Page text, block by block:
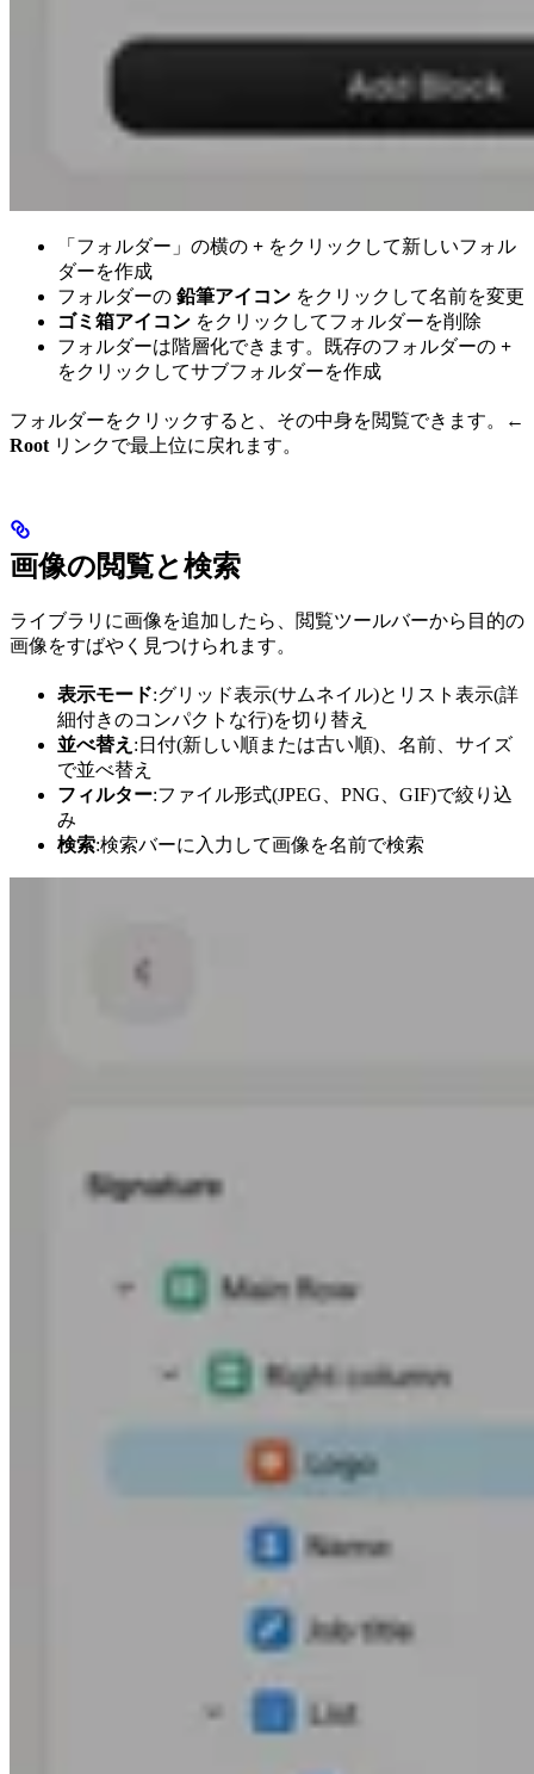
「フォルダー」の横の + をクリックして新しいフォル
ダーを作成
フォルダーの 鉛筆アイコン をクリックして名前を変更
ゴミ箱アイコン をクリックしてフォルダーを削除
フォルダーは階層化できます。既存のフォルダーの +
をクリックしてサブフォルダーを作成
フォルダーをクリックすると、その中身を閲覧できます。
←
Rootリンクで最上位に戻れます。
画像の閲覧と検索
ライブラリに画像を追加したら、閲覧ツールバーから目的の
画像をすばやく見つけられます。
表示モード:グリッド表示(サムネイル)とリスト表示(詳
細付きのコンパクトな行)を切り替え
並べ替え :日付(新しい順または古い順)、名前、サイズ
で並べ替え
フィルター:ファイル形式(JPEG、PNG、GIF)で絞り込
み
検索:検索バーに入力して画像を名前で検索